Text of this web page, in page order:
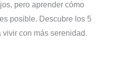
pero aprender cómo
posible. Descubre los 5
con más serenidad.